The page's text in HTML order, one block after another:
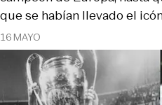
16 MAYO
que se habían llevado el